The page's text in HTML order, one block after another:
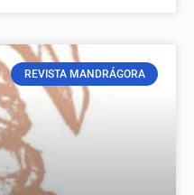
REVISTA MANDRÁGORA